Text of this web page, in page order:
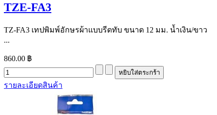
TZE-FA3
TZ-FA3 เทปพิมพ์อักษรผ้าแบบรีดทับ ขนาด 12 มม. น้ำเงิน/ขาว
...
860.00 ฿
รายละเอียดสินค้า